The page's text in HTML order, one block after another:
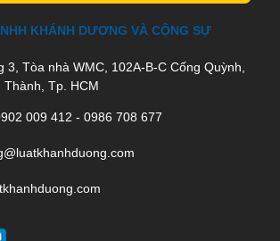
KHÁNH DƯƠNG VÀ CỘNG SỰ
3, Tòa nhà WMC, 102A-B-C Cống Quỳnh,
Thành, Tp. HCM
009 412 - 0986 708 677